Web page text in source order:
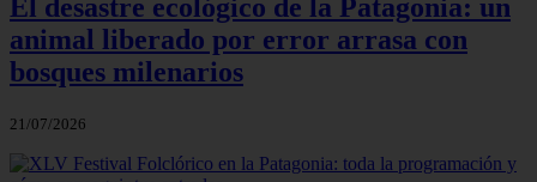
El desastre ecológico de la Patagonia: un
animal liberado por error arrasa con
bosques milenarios
21/07/2026